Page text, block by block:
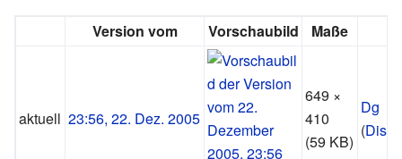
Version vom Vorschaubild Maße
aktuell 23:56, 22. Dez. 2005
649 ×
410
(59 KB)
Dg
(